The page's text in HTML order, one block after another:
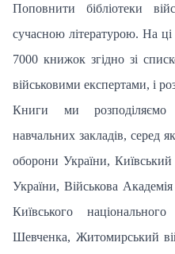
Поповнити бібліотеки
сучасною літературою. На
7000 книжок згідно зі
військовими експертами, і
Книги ми
навчальних закладів, серед
оборони України, Київський
України, Військова
Київського
Шевченка, Житомирський